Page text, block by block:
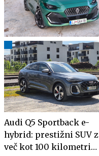
Audi Q5 Sportback e-
hybrid: prestižni SUV z
več kot 100 kilometri